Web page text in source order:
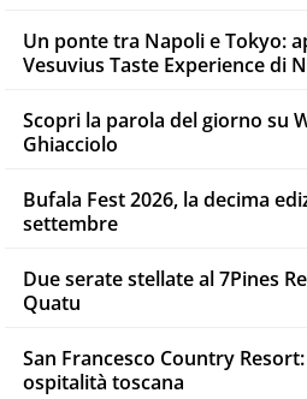
Un ponte tra Napoli e Tokyo:
Vesuvius Taste Experience di
Scopri la parola del giorno su
Ghiacciolo
Bufala Fest 2026, la decima
settembre
Due serate stellate al 7Pines
Quatu
San Francesco Country
ospitalità toscana